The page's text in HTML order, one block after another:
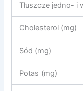
Tłuszcze jedno- i
Cholesterol (mg)
Sód (mg)
Potas (mg)